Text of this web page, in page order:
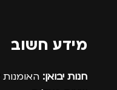
מידע חשוב
חנות יבואן: האומנות 12, נתניה.